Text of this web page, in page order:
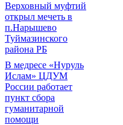
Верховный муфтий
открыл мечеть в
п.Нарышево
Туймазинского
района РБ
В медресе «Нуруль
Ислам» ЦДУМ
России работает
пункт сбора
гуманитарной
помощи